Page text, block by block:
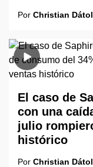
Por Christian
El caso de
con una
julio
histórico
Por Christian